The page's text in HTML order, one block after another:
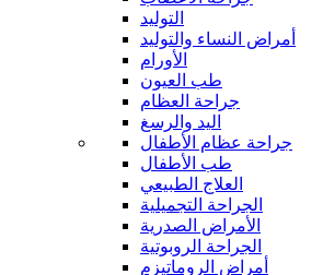
التوليد
أمراض النساء والتوليد
الأورام
طب العيون
جراحة العظام
اليد والرسغ
جراحة عظام الأطفال
طب الأطفال
العلاج الطبيعي
الجراحة التجميلية
الأمراض الصدرية
الجراحة الروبوتية
أمراض الروماتيزم